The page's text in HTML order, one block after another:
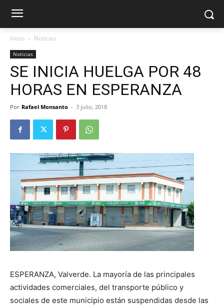
Inicio Noticias
Noticias
SE INICIA HUELGA POR 48
HORAS EN ESPERANZA
Por Rafael Monsanto - 3 julio, 2018
ESPERANZA, Valverde. La mayoría de las principales
actividades comerciales, del transporte público y
sociales de este municipio están suspendidas desde las